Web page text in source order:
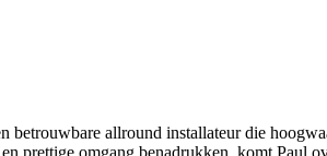
allround installateur die
omgang benadrukken, komt Paul